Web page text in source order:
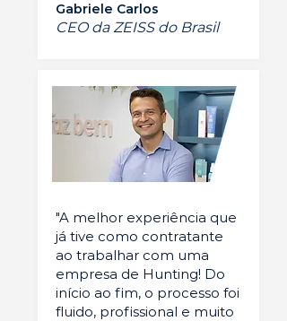
Gabriele Carlos
CEO da ZEISS do Brasil
"A melhor experiência que
já tive como contratante
ao trabalhar com uma
empresa de Hunting! Do
início ao fim, o processo foi
fluido, profissional e muito